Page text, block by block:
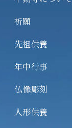
祈願
先祖供養
年中行事
仏像彫刻
人形供養